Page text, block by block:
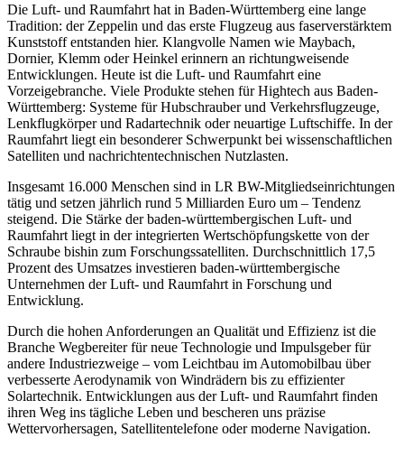
Die Luft- und Raumfahrt hat in Baden-Württemberg eine lange
Tradition: der Zeppelin und das erste Flugzeug aus faserverstärktem
Kunststoff entstanden hier. Klangvolle Namen wie Maybach,
Dornier, Klemm oder Heinkel erinnern an richtungweisende
Entwicklungen. Heute ist die Luft- und Raumfahrt eine
Vorzeigebranche. Viele Produkte stehen für Hightech aus Baden-
Württemberg: Systeme für Hubschrauber und Verkehrsflugzeuge,
Lenkflugkörper und Radartechnik oder neuartige Luftschiffe. In der
Raumfahrt liegt ein besonderer Schwerpunkt bei wissenschaftlichen
Satelliten und nachrichtentechnischen Nutzlasten.
Insgesamt 16.000 Menschen sind in LR BW-Mitgliedseinrichtungen
tätig und setzen jährlich rund 5 Milliarden Euro um – Tendenz
steigend. Die Stärke der baden-württembergischen Luft- und
Raumfahrt liegt in der integrierten Wertschöpfungskette von der
Schraube bishin zum Forschungssatelliten. Durchschnittlich 17,5
Prozent des Umsatzes investieren baden-württembergische
Unternehmen der Luft- und Raumfahrt in Forschung und
Entwicklung.
Durch die hohen Anforderungen an Qualität und Effizienz ist die
Branche Wegbereiter für neue Technologie und Impulsgeber für
andere Industriezweige – vom Leichtbau im Automobilbau über
verbesserte Aerodynamik von Windrädern bis zu effizienter
Solartechnik. Entwicklungen aus der Luft- und Raumfahrt finden
ihren Weg ins tägliche Leben und bescheren uns präzise
Wettervorhersagen, Satellitentelefone oder moderne Navigation.